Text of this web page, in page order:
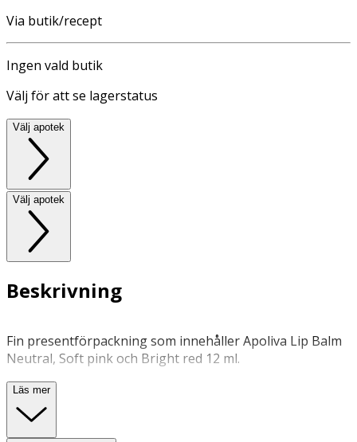
Via butik/recept
Ingen vald butik
Välj för att se lagerstatus
Välj apotek
Välj apotek
Beskrivning
Fin presentförpackning som innehåller Apoliva Lip Balm
Neutral, Soft pink och Bright red 12 ml.
Mjukgörande och återfuktande läppbalsam med
havreolja och vitamin E som vårdar och skyddar dina
läppar. Med vaniljarom. Dermatologiskt testat. Tre olika
Läs mer